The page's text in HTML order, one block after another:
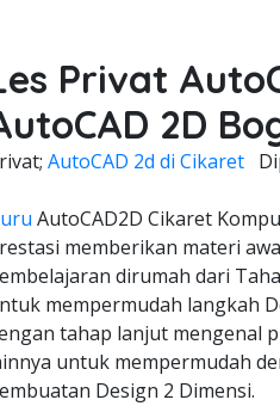
Privat
2D
AutoCAD 2d di Cikaret
AutoCAD2D Cikaret
memberikan materi
dirumah dari
mempermudah langkah
tahap lanjut mengenal
untuk mempermudah
Design 2 Dimensi.